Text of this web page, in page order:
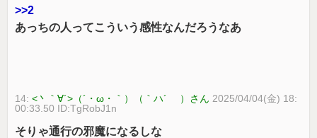
>>2
あっちの人ってこういう感性なんだろうなあ
14:<丶｀∀´>（´・ω・｀）（｀ハ´ ）さん 2025/04/04(金) 18:
00:33.50 ID:TgRobJ1n
そりゃ通行の邪魔になるしな